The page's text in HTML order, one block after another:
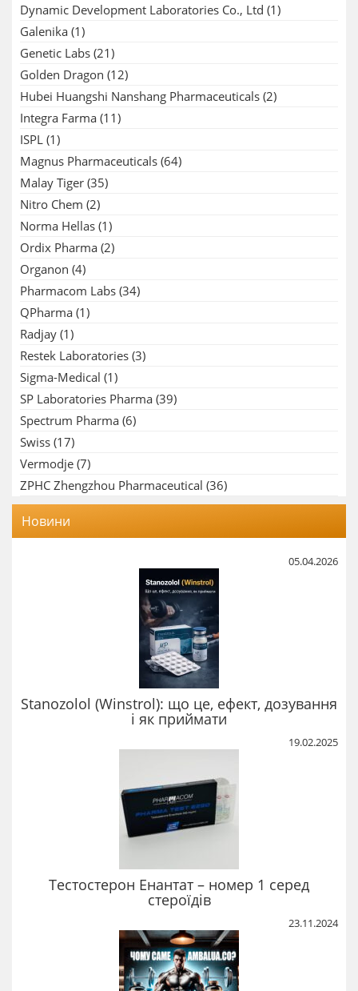
Dynamic Development Laboratories Co., Ltd (1)
Galenika (1)
Genetic Labs (21)
Golden Dragon (12)
Hubei Huangshi Nanshang Pharmaceuticals (2)
Integra Farma (11)
ISPL (1)
Magnus Pharmaceuticals (64)
Malay Tiger (35)
Nitro Chem (2)
Norma Hellas (1)
Ordix Pharma (2)
Organon (4)
Pharmacom Labs (34)
QPharma (1)
Radjay (1)
Restek Laboratories (3)
Sigma-Medical (1)
SP Laboratories Pharma (39)
Spectrum Pharma (6)
Swiss (17)
Vermodje (7)
ZPHC Zhengzhou Pharmaceutical (36)
Новини
05.04.2026
Stanozolol (Winstrol): що це, ефект, дозування
і як приймати
19.02.2025
Тестостерон Енантат – номер 1 серед
стероїдів
23.11.2024